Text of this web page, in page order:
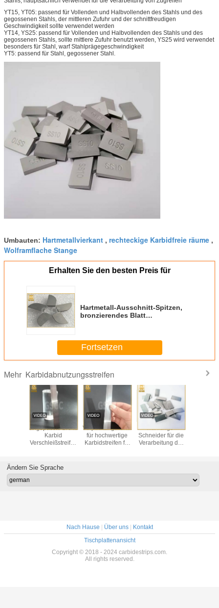
YT15, YT05: passend für Vollenden und Halbvollenden des Stahls und des
gegossenen Stahls, der mittleren Zufuhr und der schnittfreudigen
Geschwindigkeit sollte verwendet werden
YT14, YS25: passend für Vollenden und Halbvollenden des Stahls und des
gegossenen Stahls, sollte mittlere Zufuhr benutzt werden, YS25 wird verwendet
besonders für Stahl, warf Stahlprägegeschwindigkeit
YT5: passend für Stahl, gegossener Stahl.
Umbauten: Hartmetallvierkant , rechteckige Karbidfreie räume ,
Wolframflache Stange
Erhalten Sie den besten Preis für
Hartmetall-Ausschnitt-Spitzen,
bronzierendes Blatt
Fortsetzen
Mehr Karbidabnutzungsstreifen
angepasste Breite
Karbid
Verschleißstreifen
Automobilindustrie
Verpackungskarton
für hochwertige
Karbidstreifen für
Mahlungs-
Schneider für die
Verarbeitung der
Ändern Sie Sprache
Nach Hause | Über uns| Kontakt
Tischplattenansicht
Copyright © 2018 - 2024 carbidestrips.com.
All rights reserved.